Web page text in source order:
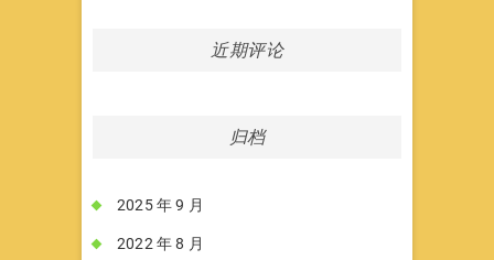
近期评论
归档
2025 年 9 月
2022 年 8 月